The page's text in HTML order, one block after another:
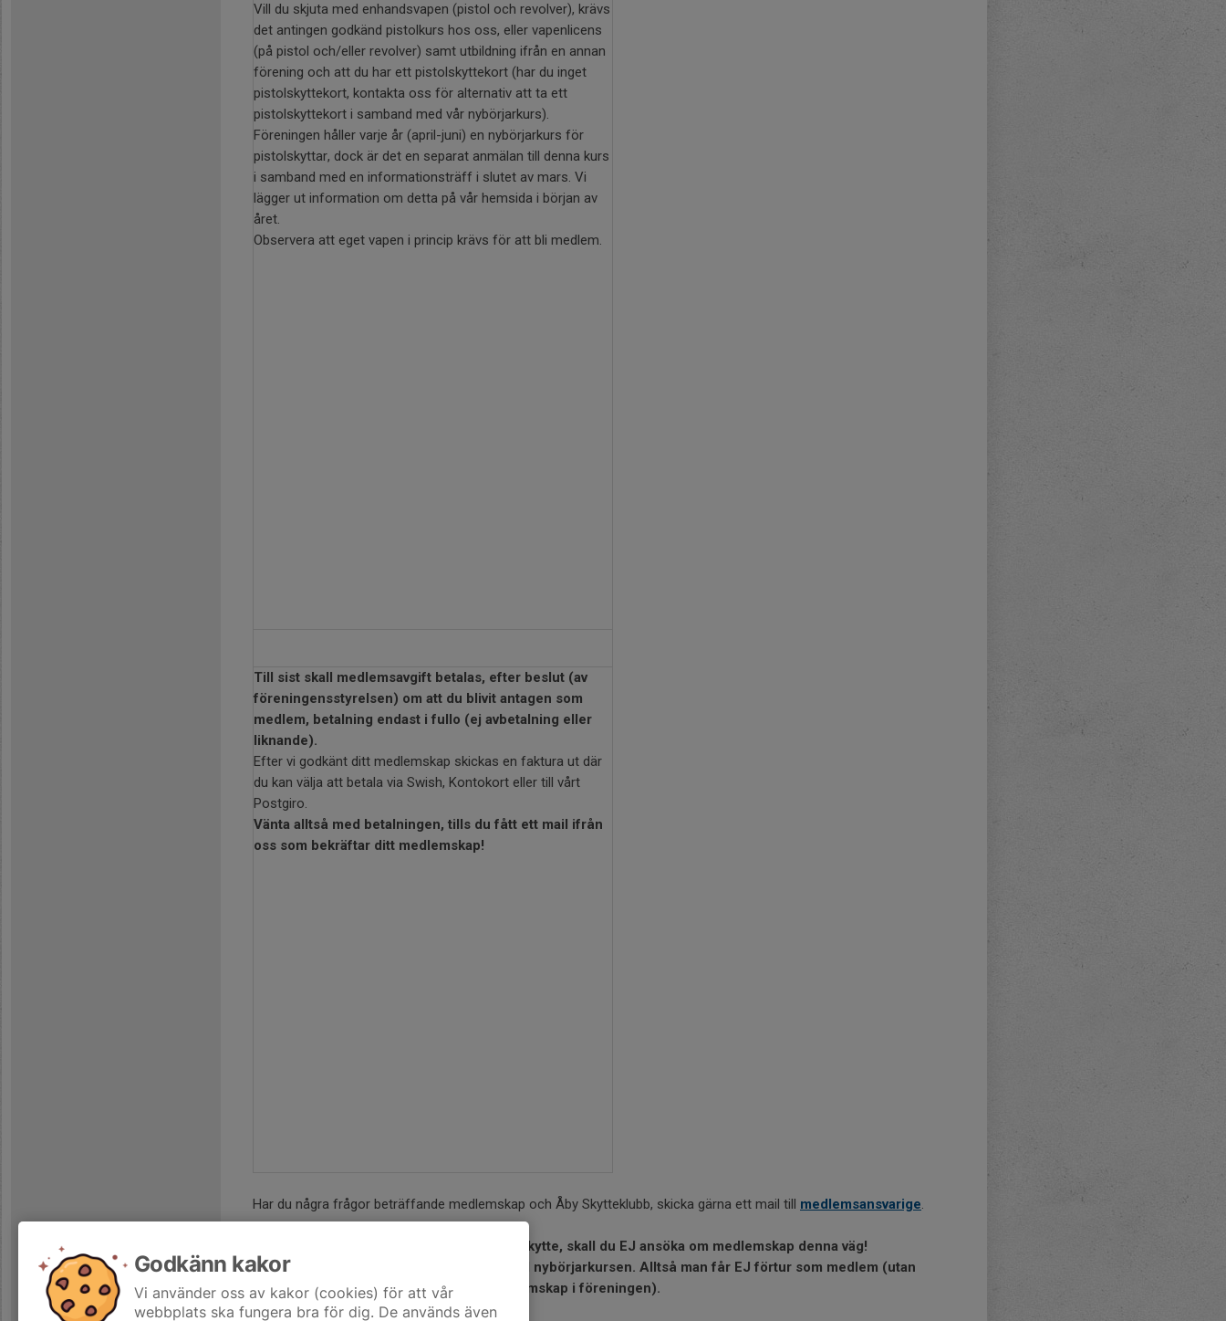
Vill du skjuta med enhandsvapen (pistol och revolver), krävs
det antingen godkänd pistolkurs hos oss, eller vapenlicens
(på pistol och/eller revolver) samt utbildning ifrån en annan
förening och att du har ett pistolskyttekort (har du inget
pistolskyttekort, kontakta oss för alternativ att ta ett
pistolskyttekort i samband med vår nybörjarkurs).
Föreningen håller varje år (april-juni) en nybörjarkurs för
pistolskyttar, dock är det en separat anmälan till denna kurs
i samband med en informationsträff i slutet av mars. Vi
lägger ut information om detta på vår hemsida i början av
året.
Observera att eget vapen i princip krävs för att bli medlem.
Till sist skall medlemsavgift betalas, efter beslut (av
föreningensstyrelsen) om att du blivit antagen som
medlem, betalning endast i fullo (ej avbetalning eller
liknande).
Efter vi godkänt ditt medlemskap skickas en faktura ut där
du kan välja att betala via Swish, Kontokort eller till vårt
Postgiro.
Vänta alltså med betalningen, tills du fått ett mail ifrån
oss som bekräftar ditt medlemskap!
Har du några frågor beträffande medlemskap och Åby Skytteklubb, skicka gärna ett mail till medlemsansvarige.
OBS! Om du vill gå nybörjarkursen i pistolskytte, skall du EJ ansöka om medlemskap denna väg!
Det är ett separat ansökningsförfarande till nybörjarkursen. Alltså man får EJ förtur som medlem (utan
dokumenterat långvarigt samt aktivt medlemskap i föreningen).
Godkänn kakor
Vi använder oss av kakor (cookies) för att vår
webbplats ska fungera bra för dig. De används även